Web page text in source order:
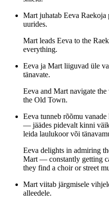
Mart juhatab Eeva
uurides.
Mart leads Eeva to the
everything.
Eeva ja Mart liiguvad üle
tänavate.
Eeva and Mart navigate
the Old Town.
Eeva tunneb rõõmu
— jäädes pidevalt kinni
leida laulukoor või
Eeva delights in admiring
Mart — constantly getting
they find a choir or street
Mart viitab järgmisele
alleedele.